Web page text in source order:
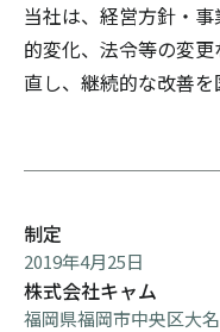
当社は、経営方針・
的変化、法令等の変
直し、継続的な改善を
制定
2019年4月25日
株式会社キャム
福岡県福岡市中央区大